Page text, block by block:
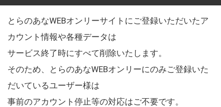
とらのあなWEBオンリーサイトにご登録いただいたア
カウント情報や各種データは
サービス終了時にすべて削除いたします。
そのため、とらのあなWEBオンリーにのみご登録いた
だいているユーザー様は
事前のアカウント停止等の対応はご不要です。